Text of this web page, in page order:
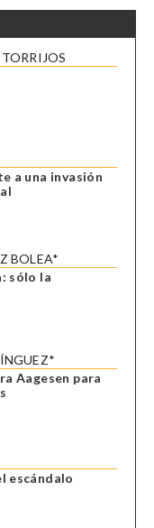
a una invasión
BOLEA*
sólo la
Aagesen para
escándalo